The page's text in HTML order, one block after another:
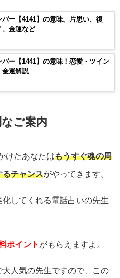
バー【4141】の意味。片思い、復
、金運など
バー【1441】の意味！恋愛・ツイン
金運解説
ご案内
けたあなたはもうすぐ魂の周
るチャンスがやってきます。
してくれる電話占いの先生
ポイント がもらえますよ。
人気の先生ですので、この